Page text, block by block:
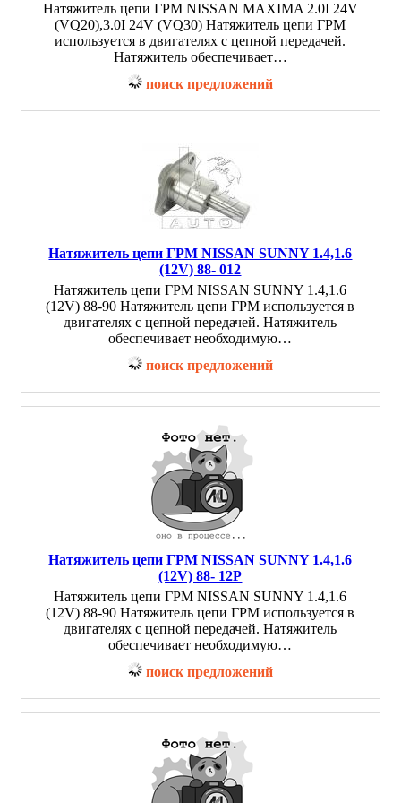
Натяжитель цепи ГРМ NISSAN MAXIMA 2.0I 24V
(VQ20),3.0I 24V (VQ30) Натяжитель цепи ГРМ
используется в двигателях с цепной передачей.
Натяжитель обеспечивает…
поиск предложений
Натяжитель цепи ГРМ NISSAN SUNNY 1.4,1.6
(12V) 88- 012
Натяжитель цепи ГРМ NISSAN SUNNY 1.4,1.6
(12V) 88-90 Натяжитель цепи ГРМ используется в
двигателях с цепной передачей. Натяжитель
обеспечивает необходимую…
поиск предложений
Натяжитель цепи ГРМ NISSAN SUNNY 1.4,1.6
(12V) 88- 12P
Натяжитель цепи ГРМ NISSAN SUNNY 1.4,1.6
(12V) 88-90 Натяжитель цепи ГРМ используется в
двигателях с цепной передачей. Натяжитель
обеспечивает необходимую…
поиск предложений